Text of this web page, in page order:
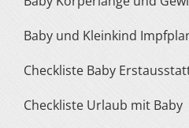
Baby und Kleinkind
Checkliste Baby
Checkliste Urlaub mit Baby